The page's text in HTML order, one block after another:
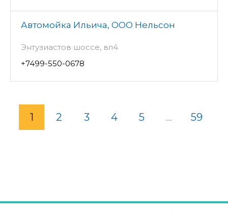
Автомойка Ильича, ООО Нельсон
Энтузиастов шоссе, вл4
+7499-550-0678
1 2 3 4 5 ... 59